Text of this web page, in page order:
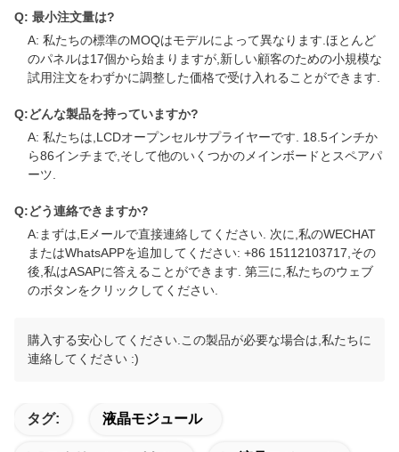
Q: 最小注文量は?
A: 私たちの標準のMOQはモデルによって異なります.ほとんど
のパネルは17個から始まりますが,新しい顧客のための小規模な
試用注文をわずかに調整した価格で受け入れることができます.
Q:どんな製品を持っていますか?
A: 私たちは,LCDオープンセルサプライヤーです. 18.5インチか
ら86インチまで,そして他のいくつかのメインボードとスペアパ
ーツ.
Q:どう連絡できますか?
A:まずは,Eメールで直接連絡してください. 次に,私のWECHAT
またはWhatsAPPを追加してください: +86 15112103717,その
後,私はASAPに答えることができます. 第三に,私たちのウェブ
のボタンをクリックしてください.
購入する安心してください.この製品が必要な場合は,私たちに
連絡してください :)
タグ: 液晶モジュール